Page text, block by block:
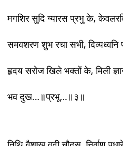
मगशिर सुदि ग्यारस प्रभु के,
समवशरण शुभ रचा सभी, दिव्यध्वनि
हृदय सरोज खिले भक्तों के, मिली
भव दुख...॥प्रभू...॥३॥